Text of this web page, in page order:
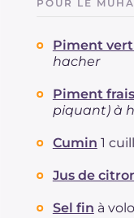
POUR LE
Piment
hacher
Piment frais
piquant) à
Cumin 1
Jus de
Sel fin à